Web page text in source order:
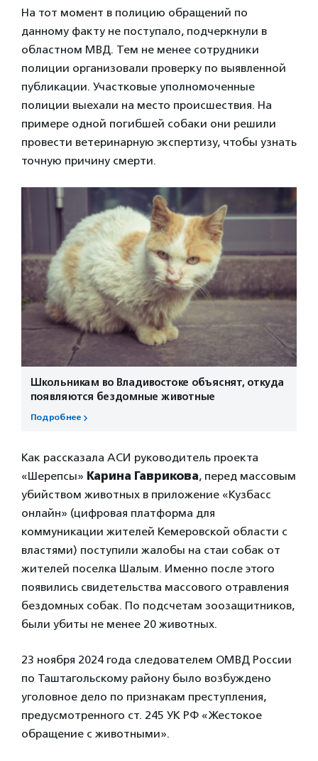
На тот момент в полицию обращений по
данному факту не поступало, подчеркнули в
областном МВД. Тем не менее сотрудники
полиции организовали проверку по выявленной
публикации. Участковые уполномоченные
полиции выехали на место происшествия. На
примере одной погибшей собаки они решили
провести ветеринарную экспертизу, чтобы узнать
точную причину смерти.
Школьникам во Владивостоке объяснят, откуда
появляются бездомные животные
Подробнее
Как рассказала АСИ руководитель проекта
«Шерепсы» Карина Гаврикова, перед массовым
убийством животных в приложение «Кузбасс
онлайн» (цифровая платформа для
коммуникации жителей Кемеровской области с
властями) поступили жалобы на стаи собак от
жителей поселка Шалым. Именно после этого
появились свидетельства массового отравления
бездомных собак. По подсчетам зоозащитников,
были убиты не менее 20 животных.
23 ноября 2024 года следователем ОМВД России
по Таштагольскому району было возбуждено
уголовное дело по признакам преступления,
предусмотренного ст. 245 УК РФ «Жестокое
обращение с животными».